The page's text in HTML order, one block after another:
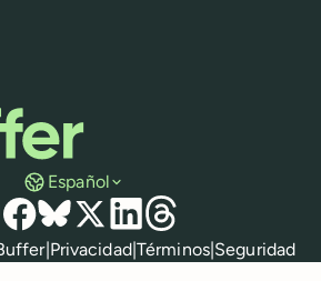
Español
sociales
Facebook
Bluesky
X LinkedIn
Threads
| Privacidad| Términos| Seguridad